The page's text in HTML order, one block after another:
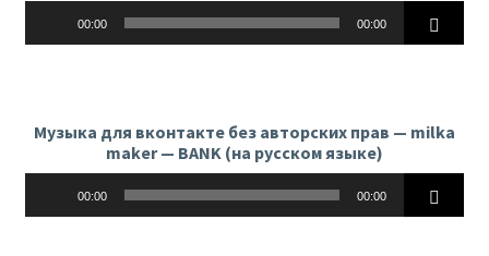
00:00 00:00
Музыка для вконтакте без авторских прав — milka
maker — BANK (на русском языке)
00:00 00:00